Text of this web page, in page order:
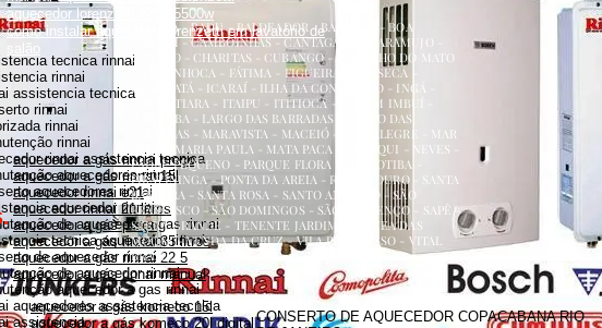
aquecedor a gás komeco 15l
aquecedor a gás komeco 20l digital
aquecedor a gás rinnai preço
aquecedor a gás rinnai 15l
aquecedor rinnai e21
aquecedor rinnai 21 litros
aquecedor a gás preço
aquecedor a gás rinnai 35 litros
aquecedor a gás rinnai 22 5
aquecedor a gás rinnai manual
CONSERTO DE AQUECEDOR COPACABANA RIO
tecnica rinnai
rinnai
assistencia tecnica
rinnai
rinnai
rinnai
rinnai assistencia tecnica
aquecedores rinnai
aquecedores rinnai
aquecedor rinnai
de aquecedor a gas rinnai
tecnica aquecedor rinnai
de aquecedor rinnai
de aquecedor rinnai
aquecedor a gas rinnai
aquecedores assistencia tecnica
assistencia
aquecedor lorenzetti 220v 5500w
como instalar aquecedor lorenzetti em lavatório de
salão
ATALAIA - BADU - BALDEADOR - BARRETO - BOA
VIAGEM - CAMBOINHAS - CANTAGALO - CARAMUJO -
CENTRO - CHARITAS - CUBANGO - ENGENHO DO MATO
- ENGENHOCA - FÁTIMA - FIGUEIRA - FONSECA -
GRAGOATÁ - ICARAÍ - ILHA DA CONCEIÇÃO - INGÁ -
ITACOATIARA - ITAIPU - ITITIOCA - JARDIM IMBUÍ -
JURUJUBA - LARGO DAS BARRADAS - LARGO DAS
BATALHAS - MARAVISTA - MACEIÓ - MAR ALEGRE - MAR
AZUL - MARIA PAULA - MATA PACA - MURIQUI - NEVES -
PADRE PEQUENO - PARQUE FLORA - PENDOTIBA -
PIRATININGA - PONTA DA AREIA - RIO DO OURO - SANTA
BÁRBARA - SANTA ROSA - SANTO ANTÔNIO - SÃO
FRANCISCO - SÃO DOMINGOS - SÃO LOURENÇO - SAPÊ -
SERRA GRANDE - TENENTE JARDIM - VARZEA DAS
MOÇAS - VENDA DA CRUZ - VILA PROGRESSO - VITAL
BRASIL